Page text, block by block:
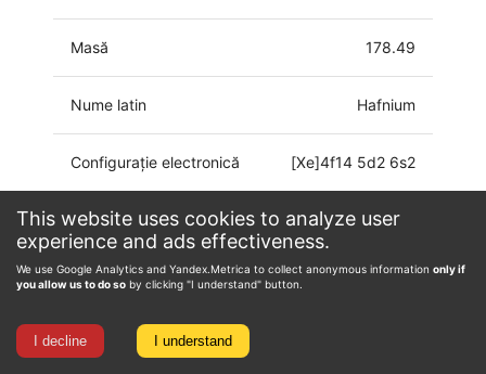
This website uses cookies to analyze user
experience and ads effectiveness.
We use Google Analytics and Yandex.Metrica to collect anonymous information only if
you allow us to do so by clicking "I understand" button.
I decline I understand
Masă 178.49
Nume latin Hafnium
Configurație electronică [Xe]4f14 5d2 6s2
Starea de oxidare -2, 0, 1, 2, 3, 4